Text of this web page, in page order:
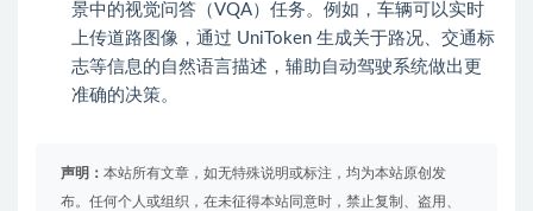
景中的视觉问答（VQA）任务。例如，车辆可以实时
上传道路图像，通过 UniToken 生成关于路况、交通标
志等信息的自然语言描述，辅助自动驾驶系统做出更
准确的决策。
声明： 本站所有文章，如无特殊说明或标注，均为本站原创发
布。任何个人或组织，在未征得本站同意时，禁止复制、盗用、